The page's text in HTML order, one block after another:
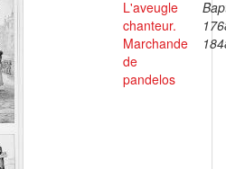
L'aveugle
chanteur.
Marchande
de
pandelos